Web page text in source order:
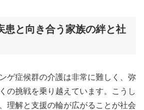
患と向き合う家族の絆と社
ゲ症候群の介護は非常に難しく、弥
の挑戦を乗り越えています。こうし
理解と支援の輪が広がることが社会